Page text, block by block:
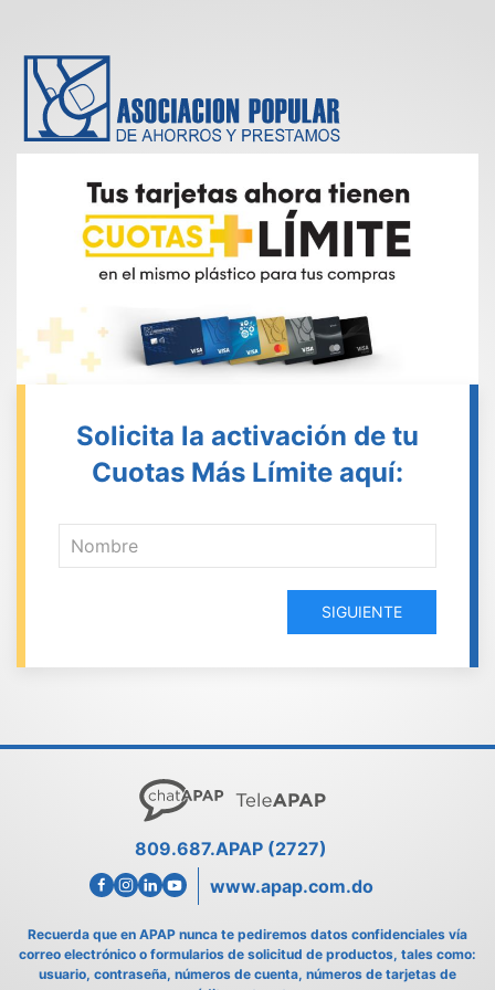
Solicita la activación de tu
Cuotas Más Límite aquí:
SIGUIENTE
809.687.APAP (2727)
www.apap.com.do
Recuerda que en APAP nunca te pediremos datos confidenciales vía
correo electrónico o formularios de solicitud de productos, tales como:
usuario, contraseña, números de cuenta, números de tarjetas de